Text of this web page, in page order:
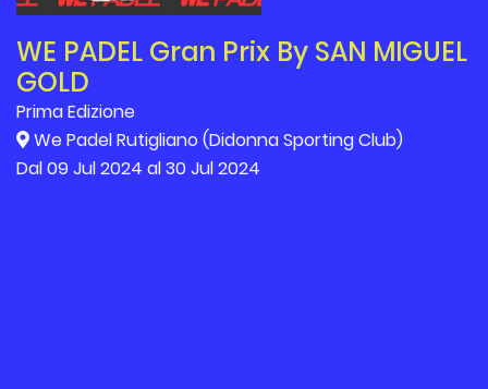
WE PADEL Gran Prix By SAN MIGUEL
GOLD
Prima Edizione
We Padel Rutigliano (Didonna Sporting Club)
Dal 09 Jul 2024 al 30 Jul 2024